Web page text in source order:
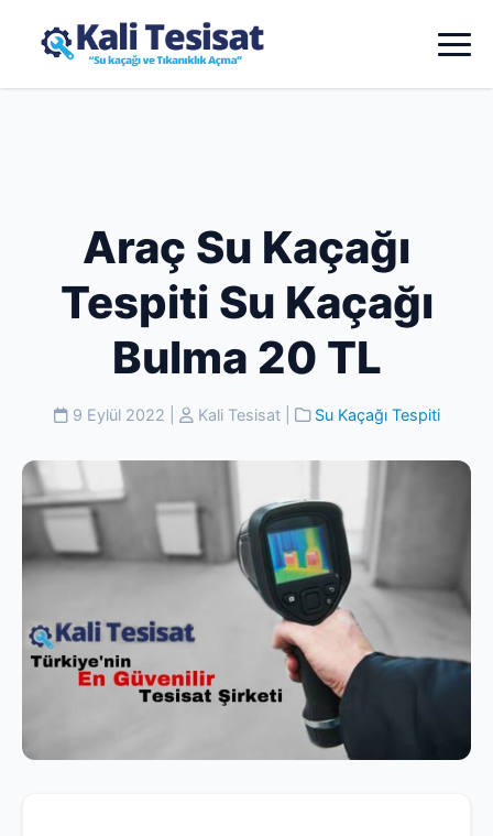
Araç Su Kaçağı
Tespiti Su Kaçağı
Bulma 20 TL
9 Eylül 2022 Kali Tesisat| Su Kaçağı Tespiti